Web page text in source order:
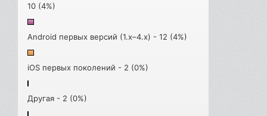
10 (4%)
Android первых версий (1.x–4.x) - 12 (4%)
iOS первых поколений - 2 (0%)
Другая - 2 (0%)